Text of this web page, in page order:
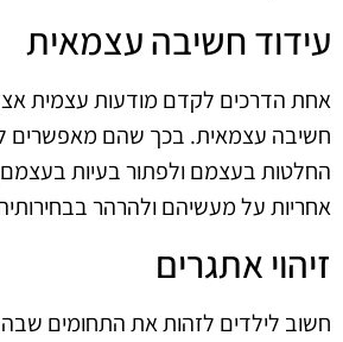
עידוד חשיבה עצמאית
אחת הדרכים לקדם מודעות עצמית
חשיבה עצמאית. בכך שהם מאפשרים
החלטות בעצמם ולפתור בעיות
אחריות על מעשיהם ולהרהר
זיהוי אתגרים
חשוב לילדים לזהות את התחומים